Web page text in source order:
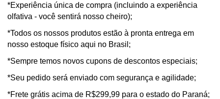
*Experiência única de compra (incluindo a experiência
olfativa - você sentirá nosso cheiro);
*Todos os nossos produtos estão à pronta entrega em
nosso estoque físico aqui no Brasil;
*Sempre temos novos cupons de descontos especiais;
*Seu pedido será enviado com segurança e agilidade;
*Frete grátis acima de R$299,99 para o estado do Paraná;